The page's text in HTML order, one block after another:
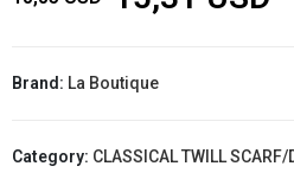
Brand: La Boutique
Category: CLASSICAL TWILL